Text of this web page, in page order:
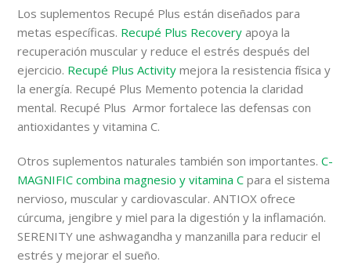
Los suplementos Recupé Plus están diseñados para
metas específicas. Recupé Plus Recovery apoya la
recuperación muscular y reduce el estrés después del
ejercicio. Recupé Plus Activity mejora la resistencia física y
la energía. Recupé Plus Memento potencia la claridad
mental. Recupé Plus Armor fortalece las defensas con
antioxidantes y vitamina C.
Otros suplementos naturales también son importantes. C-
MAGNIFIC combina magnesio y vitamina C para el sistema
nervioso, muscular y cardiovascular. ANTIOX ofrece
cúrcuma, jengibre y miel para la digestión y la inflamación.
SERENITY une ashwagandha y manzanilla para reducir el
estrés y mejorar el sueño.